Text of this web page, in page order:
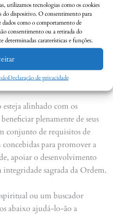
utilizamos tecnologias como os cookies
do dispositivo. O consentimento para
dados como o comportamento de
consentimento ou a retirada do
caraterísticas e funções.
Declaração de privacidade
Universais é um passo
espiritual, da auto-
maior. A Ordem acolhe
os seus valores e missão,
de embarcar numa viagem
alinhado com os
plenamente de seus
conjunto de requisitos de
concebidas para promover a
apoiar o desenvolvimento
sagrada da Ordem.
ou um buscador
abaixo ajudá-lo-ão a